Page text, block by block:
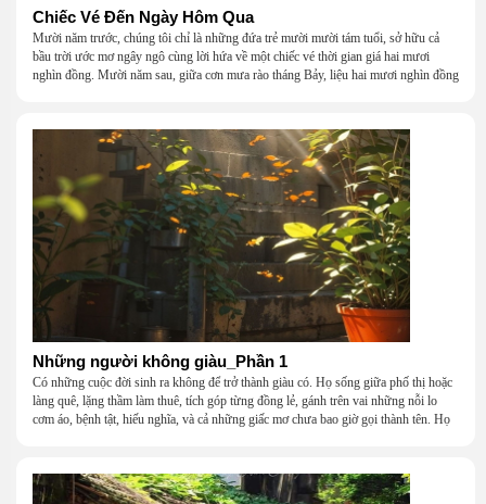
Chiếc Vé Đến Ngày Hôm Qua
Mười năm trước, chúng tôi chỉ là những đứa trẻ mười mười tám tuổi, sở hữu cả
bầu trời ước mơ ngây ngô cùng lời hứa về một chiếc vé thời gian giá hai mươi
nghìn đồng. Mười năm sau, giữa cơn mưa rào tháng Bảy, liệu hai mươi nghìn đồng
Những người không giàu_Phần 1
Có những cuộc đời sinh ra không để trở thành giàu có. Họ sống giữa phố thị hoặc
làng quê, lặng thầm làm thuê, tích góp từng đồng lẻ, gánh trên vai những nỗi lo
cơm áo, bệnh tật, hiếu nghĩa, và cả những giấc mơ chưa bao giờ gọi thành tên. Họ
một mái nhà bằng lòng thương, bằng sự nhẫn nại và một niềm tin cũ kỹ rằng: dẫu
nghèo đến đâu, cũng còn có nhau để quay về.